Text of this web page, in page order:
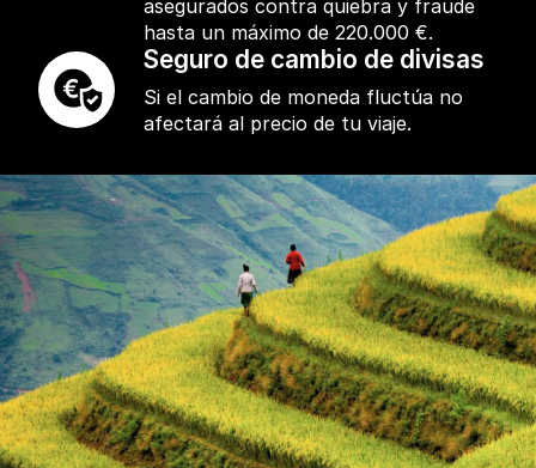
asegurados contra quiebra y fraude
hasta un máximo de 220.000 €.
Seguro de cambio de divisas
Si el cambio de moneda fluctúa no
afectará al precio de tu viaje.